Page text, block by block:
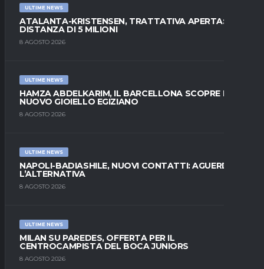
ULTIME NEWS
ATALANTA-KRISTENSEN, TRATTATIVA APERTA:
DISTANZA DI 5 MILIONI
8 AGOSTO 2026
ULTIME NEWS
HAMZA ABDELKARIM, IL BARCELLONA SCOPRE IL
NUOVO GIOIELLO EGIZIANO
8 AGOSTO 2026
ULTIME NEWS
NAPOLI-BADIASHILE, NUOVI CONTATTI: AGUERD È
L’ALTERNATIVA
8 AGOSTO 2026
ULTIME NEWS
MILAN SU PAREDES, OFFERTA PER IL
CENTROCAMPISTA DEL BOCA JUNIORS
8 AGOSTO 2026